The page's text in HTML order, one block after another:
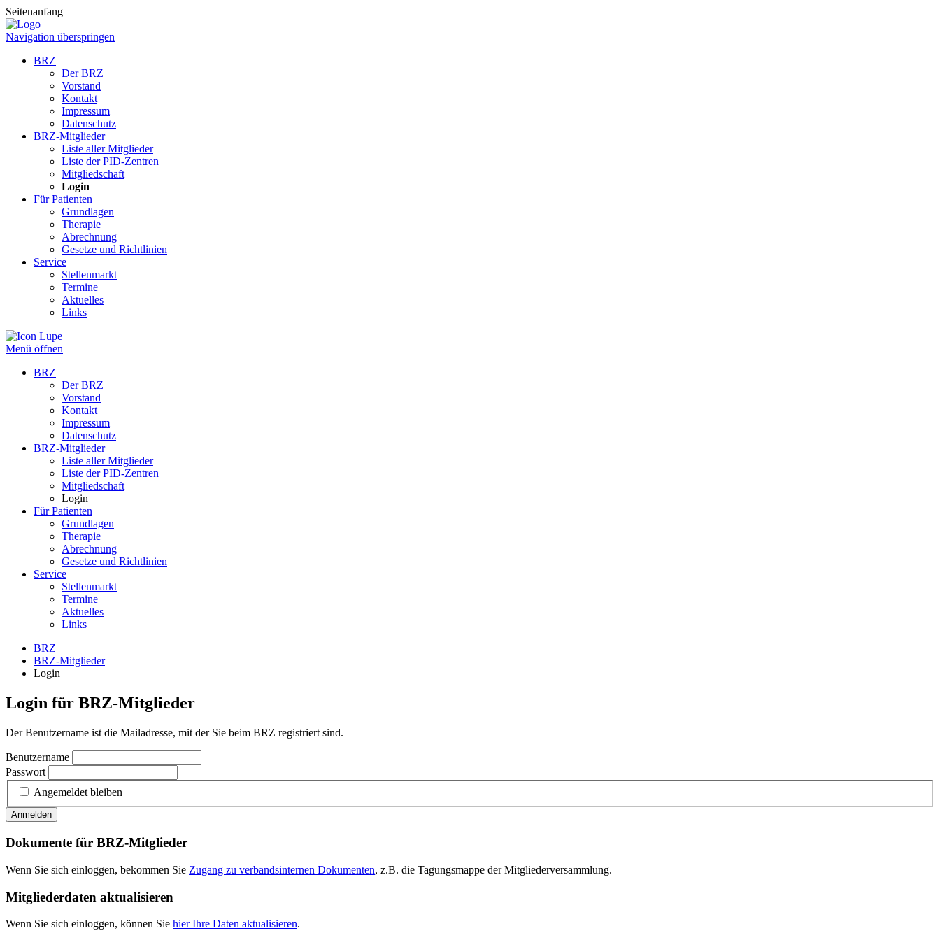
Seitenanfang
Navigation überspringen
BRZ
Der BRZ
Vorstand
Kontakt
Impressum
Datenschutz
BRZ-Mitglieder
Liste aller Mitglieder
Liste der PID-Zentren
Mitgliedschaft
Login
Für Patienten
Grundlagen
Therapie
Abrechnung
Gesetze und Richtlinien
Service
Stellenmarkt
Termine
Aktuelles
Links
Menü öffnen
BRZ
Der BRZ
Vorstand
Kontakt
Impressum
Datenschutz
BRZ-Mitglieder
Liste aller Mitglieder
Liste der PID-Zentren
Mitgliedschaft
Login
Für Patienten
Grundlagen
Therapie
Abrechnung
Gesetze und Richtlinien
Service
Stellenmarkt
Termine
Aktuelles
Links
BRZ
BRZ-Mitglieder
Login
Login für BRZ-Mitglieder
Der Benutzername ist die Mailadresse, mit der Sie beim BRZ registriert sind.
Benutzername
Passwort
Angemeldet bleiben
Anmelden
Dokumente für BRZ-Mitglieder
Wenn Sie sich einloggen, bekommen Sie Zugang zu verbandsinternen Dokumenten, z.B. die Tagungsmappe der Mitgliederversammlung.
Mitgliederdaten aktualisieren
Wenn Sie sich einloggen, können Sie hier Ihre Daten aktualisieren.